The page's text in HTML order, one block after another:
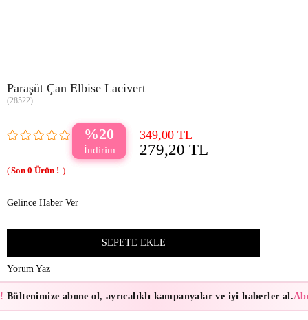
Paraşüt Çan Elbise Lacivert
(28522)
20 349,00 TL
279,20 TL
0
Gelince Haber Ver
Yorum Yaz
Bültenimize abone ol, ayrıcalıklı kampanyalar ve iyi haberler al.